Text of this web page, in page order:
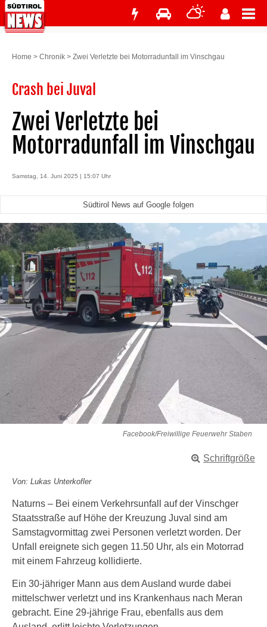
Home > Chronik > Zwei Verletzte bei Motorradunfall im Vinschgau
Crash bei Juval
Zwei Verletzte bei
Motorradunfall im Vinschgau
Samstag, 14. Juni 2025 | 15:07 Uhr
Südtirol News auf Google folgen
Facebook/Freiwillige Feuerwehr Staben
Schriftgröße
Von: Lukas Unterkofler
Naturns – Bei einem Verkehrsunfall auf der Vinschger
Staatsstraße auf Höhe der Kreuzung Juval sind am
Samstagvormittag zwei Personen verletzt worden. Der
Unfall ereignete sich gegen 11.50 Uhr, als ein Motorrad
mit einem Fahrzeug kollidierte.
Ein 30-jähriger Mann aus dem Ausland wurde dabei
mittelschwer verletzt und ins Krankenhaus nach Meran
gebracht. Eine 29-jährige Frau, ebenfalls aus dem